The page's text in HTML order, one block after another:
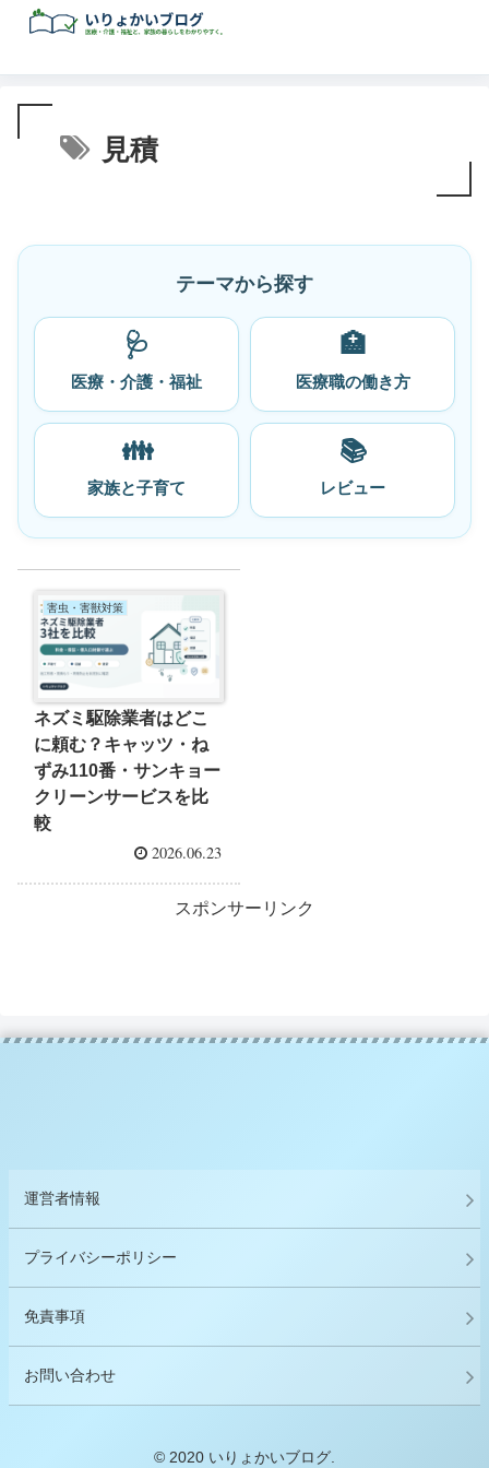
見積
テーマから探す
🩺
医療・介護・福祉
🏥
医療職の働き方
👪
家族と子育て
📚
レビュー
害虫・害獣対策
ネズミ駆除業者はどこ
に頼む？キャッツ・ね
ずみ110番・サンキョー
クリーンサービスを比
較
2026.06.23
スポンサーリンク
運営者情報
プライバシーポリシー
免責事項
お問い合わせ
© 2020 いりょかいブログ.